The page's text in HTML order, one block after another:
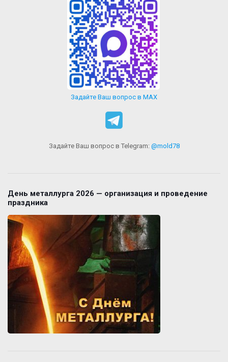
Задайте Ваш вопрос в MAX
Задайте Ваш вопрос в Telegram: @mold78
День металлурга 2026 — организация и проведение
праздника